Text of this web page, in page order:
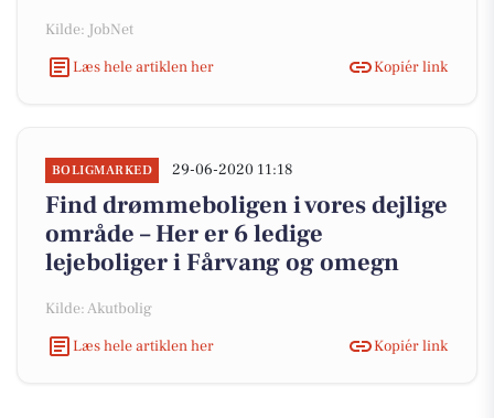
Kilde: JobNet
Læs hele artiklen her
Kopiér link
BOLIGMARKED 29-06-2020 11:18
Find drømmeboligen i vores dejlige
område – Her er 6 ledige
lejeboliger i Fårvang og omegn
Kilde: Akutbolig
Læs hele artiklen her
Kopiér link